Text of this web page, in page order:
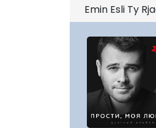
Emin Esli Ty